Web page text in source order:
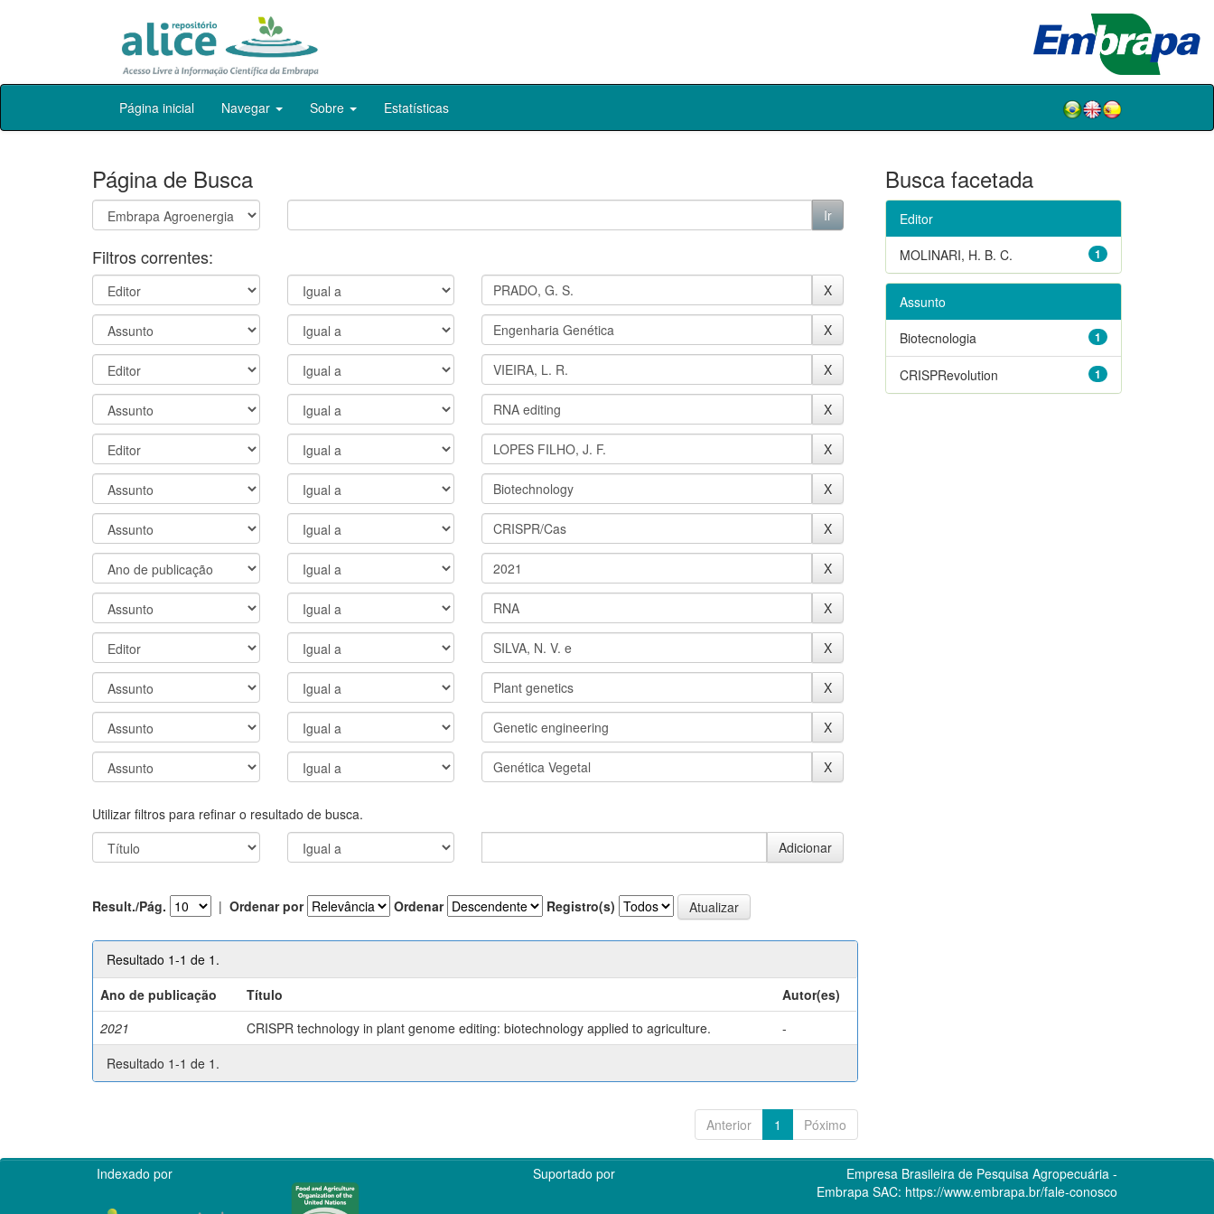
Skip
Página inicial Navegar Sobre Estatísticas
Página de Busca
Filtros correntes:
Utilizar filtros para refinar o resultado de busca.
Result./Pág. | Ordenar por Ordenar Registro(s)
Resultado 1-1 de 1.
Ano de publicação
Título
Autor(es)
2021
CRISPR technology in plant genome editing: biotechnology applied to agriculture.
-
Resultado 1-1 de 1.
Anterior 1 Póximo
Busca facetada
Editor
1
MOLINARI, H. B. C.
Assunto
1
Biotecnologia
1
CRISPRevolution
Indexado por Suportado por
Empresa Brasileira de Pesquisa Agropecuária -
Embrapa SAC: https://www.embrapa.br/fale-conosco